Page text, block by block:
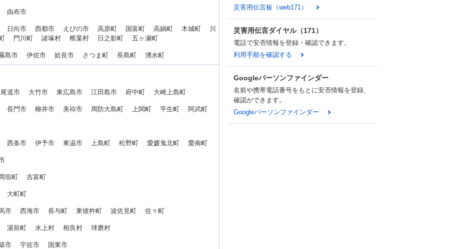
由布市
日向市 西都市 えびの市 高原町 国富町 高鍋町 木城町 川
町 門川町 諸塚村 椎葉村 日之影町 五ヶ瀬町
霧島市 伊佐市 姶良市 さつま町 長島町 湧水町
道市 大竹市 東広島市 江田島市 府中町 大崎上島町
長門市 柳井市 美祢市 周防大島町 上関町 平生町 阿武町
西条市 伊予市 東温市 上島町 松野町 愛媛鬼北町 愛南町
垣町 吉富町
大町町
市 西海市 長与町 東彼杵町 波佐見町 佐々町
湯前町 水上村 相良村 球磨村
市 宇佐市 国東市
災害用伝言板（web171）
災害用伝言ダイヤル（171）
電話で安否情報を登録・確認できます。
利用手順を確認する
Googleパーソンファインダー
名前や携帯電話番号をもとに安否情報を登録、
確認ができます。
Googleパーソンファインダー